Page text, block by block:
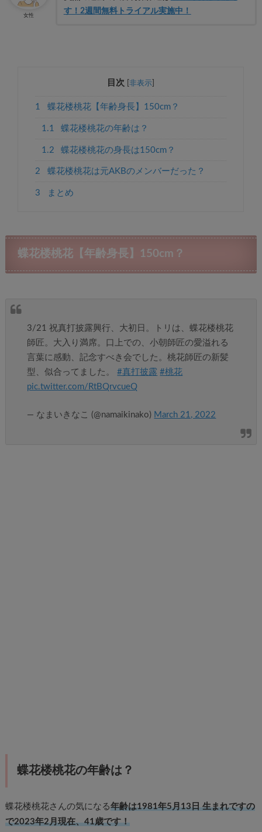
女性
す！2週間無料トライアル実施中！
目次 [非表示
1 蝶花楼桃花【年齢身長】150cm？
1.1 蝶花楼桃花の年齢は？
1.2 蝶花楼桃花の身長は150cm？
2 蝶花楼桃花は元AKBのメンバーだった？
3 まとめ
蝶花楼桃花【年齢身長】150cm？
3/21 祝真打披露興行、大初日。トリは、蝶花楼桃花
師匠。大入り満席。口上での、小朝師匠の愛溢れる
言葉に感動、記念すべき会でした。桃花師匠の新髪
型、似合ってました。#真打披露 #桃花
pic.twitter.com/RtBQrvcueQ
— なまいきなこ (@namaikinako) March 21, 2022
蝶花楼桃花の年齢は？
蝶花楼桃花さんの気になる年齢は1981年5月13日 生まれですの
で2023年2月現在、41歳です！